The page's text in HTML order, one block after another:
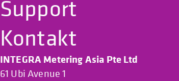
Support
Kontakt
INTEGRA Metering Asia Pte Ltd
61 Ubi Avenue 1